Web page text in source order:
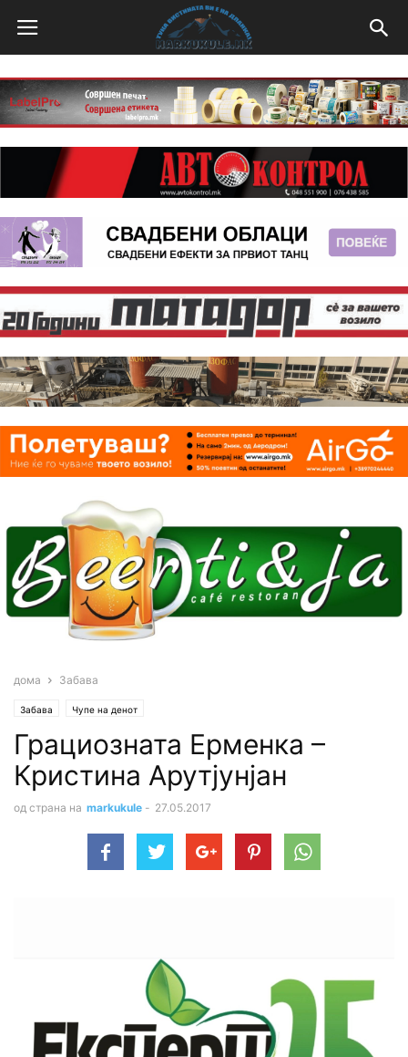
дома Забава
Забава Чупе на денот
Грациозната Ерменка –
Кристина Арутјунјан
од страна на markukule - 27.05.2017